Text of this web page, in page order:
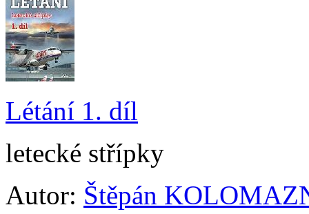
Létání 1. díl
letecké střípky
Autor: Štěpán